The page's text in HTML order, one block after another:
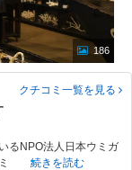
186
クチコミ一覧を見る
るNPO法人日本ウミガ
続きを読む